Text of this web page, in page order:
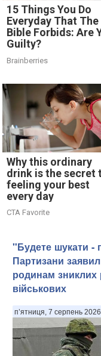
15 Things You Do
Everyday That The
Bible Forbids: Are
Guilty?
Brainberries
Why this ordinary
drink is the secret
feeling your best
every day
CTA Favorite
"Будете шукати -
Партизани
родинам зниклих
військових
п’ятниця, 7 серпень